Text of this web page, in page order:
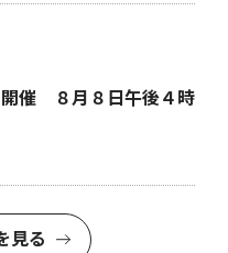
開催 ８月８日午後４時
見る